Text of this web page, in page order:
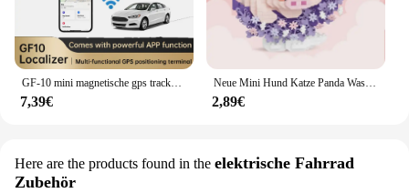
GF-10 mini magnetische gps tracker smart finder lange standby sos tracking gerät für person/pet location tracker echtzeit locator
7,39€
Neue Mini Hund Katze Panda Waschbär Nettes Haustier Kleine Bausteine Modell Serie Ornamente kinder Spielzeug Geburtstag Weihnachten Geschenk
2,89€
Here are the products found in the elektrische Fahrrad
Zubehör